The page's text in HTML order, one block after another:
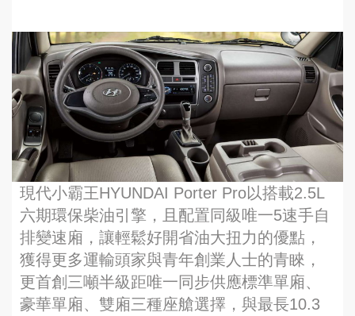
現代小霸王HYUNDAI Porter Pro以搭載2.5L
六期環保柴油引擎，且配置同級唯一5速手自
排變速廂，讓輕鬆好開省油大扭力的優點，
獲得更多運輸頭家與青年創業人士的青睞，
更首創三噸半級距唯一同步供應標準單廂、
豪華單廂、雙廂三種座艙選擇，與最長10.3